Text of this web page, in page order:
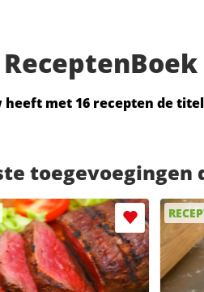
heeft met 16 recepten de
toegevoegingen